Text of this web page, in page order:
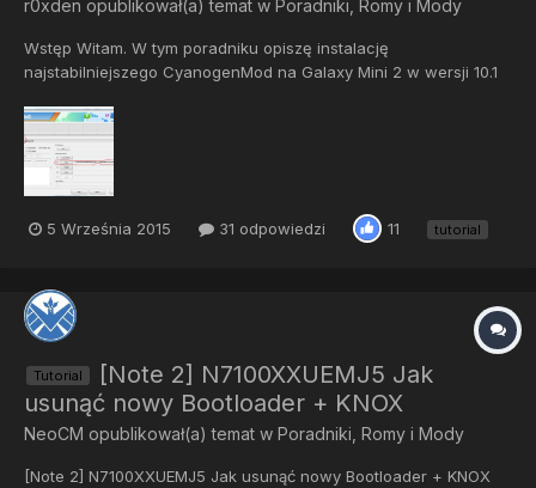
r0xden opublikował(a) temat w Poradniki, Romy i Mody
Wstęp Witam. W tym poradniku opiszę instalację
najstabilniejszego CyanogenMod na Galaxy Mini 2 w wersji 10.1
oraz CWM opisałem w taki sposób, aby nawet początkujący
użytkownik zainstalował CyanogenMod na swoim telefonie.
Zaznac...
5 Września 2015 31 odpowiedzi 11 tutorial
Tutorial
[Note 2] N7100XXUEMJ5 Jak
usunąć nowy Bootloader + KNOX
NeoCM opublikował(a) temat w Poradniki, Romy i Mody
[Note 2] N7100XXUEMJ5 Jak usunąć nowy Bootloader + KNOX